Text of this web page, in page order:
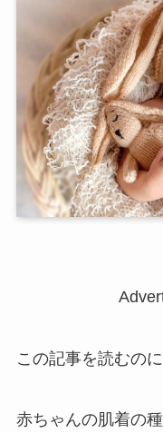
この記事を読むの
赤ちゃんの肌着の